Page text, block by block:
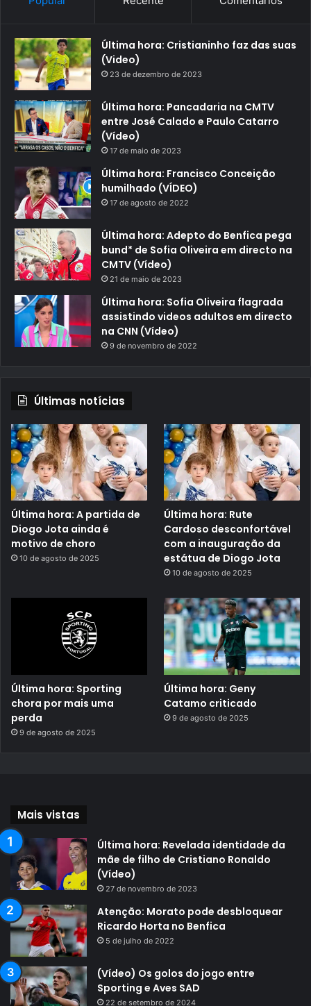
Última hora: Cristianinho faz das suas
(Video)
23 de dezembro de 2023
Última hora: Pancadaria na CMTV
entre José Calado e Paulo Catarro
(Vídeo)
17 de maio de 2023
Última hora: Francisco Conceição
humilhado (VÍDEO)
17 de agosto de 2022
Última hora: Adepto do Benfica pega
bund* de Sofia Oliveira em directo na
CMTV (Vídeo)
21 de maio de 2023
Última hora: Sofia Oliveira flagrada
assistindo videos adultos em directo
na CNN (Vídeo)
9 de novembro de 2022
Últimas notícias
Última hora: A partida de
Diogo Jota ainda é
motivo de choro
10 de agosto de 2025
Última hora: Rute
Cardoso desconfortável
com a inauguração da
estátua de Diogo Jota
10 de agosto de 2025
Última hora: Sporting
chora por mais uma
perda
9 de agosto de 2025
Última hora: Geny
Catamo criticado
9 de agosto de 2025
Mais vistas
Última hora: Revelada identidade da
mãe de filho de Cristiano Ronaldo
(Vídeo)
27 de novembro de 2023
Atenção: Morato pode desbloquear
Ricardo Horta no Benfica
5 de julho de 2022
(Vídeo) Os golos do jogo entre
Sporting e Aves SAD
22 de setembro de 2024